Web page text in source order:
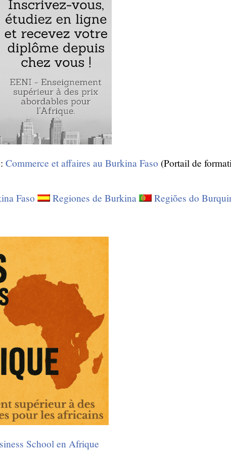
Commerce et affaires au Burkina Faso (Portail de
Faso Regiones de Burkina Regiões do
School en Afrique